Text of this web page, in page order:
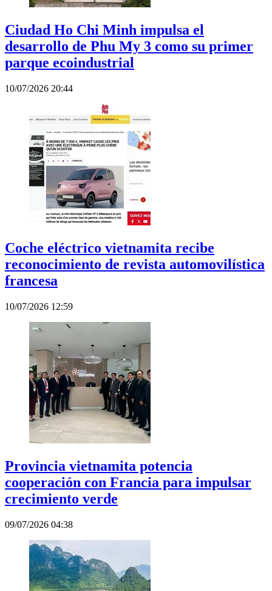
Ciudad Ho Chi Minh impulsa el
desarrollo de Phu My 3 como su primer
parque ecoindustrial
10/07/2026 20:44
Coche eléctrico vietnamita recibe
reconocimiento de revista automovilística
francesa
10/07/2026 12:59
Provincia vietnamita potencia
cooperación con Francia para impulsar
crecimiento verde
09/07/2026 04:38